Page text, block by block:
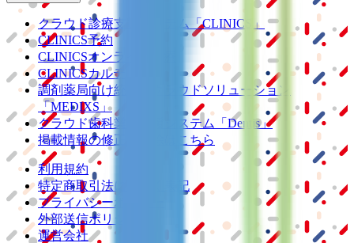
クラウド診療支援システム
「CLINICS」
CLINICS予約
CLINICSオンライン診療
CLINICSカルテ
調剤薬局向け統合型クラウドソリューション
「MEDIXS」
クラウド歯科業務
支援システム
「Dentis」
掲載情報の修正・削除はこちら
利用規約
特定商取引法に基づく表記
プライバシーポリシー
外部送信ポリシー
運営会社